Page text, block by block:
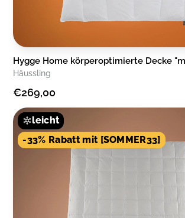
Hygge Home körperoptimierte Decke
Häussling
€269,00
leicht
-33% Rabatt mit [SOMMER33]